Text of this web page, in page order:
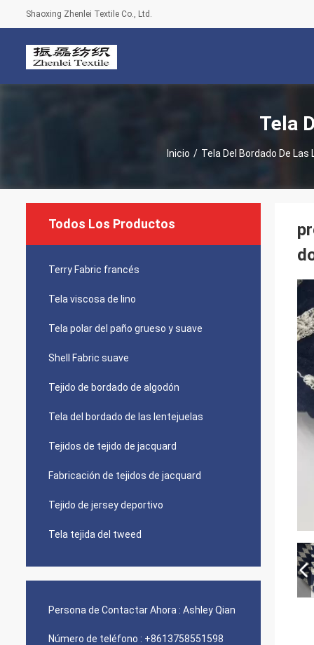
Shaoxing Zhenlei Textile Co., Ltd.
Tela
Inicio / Tela Del Bordado De Las
Todos Los Productos
Terry Fabric francés
Tela viscosa de lino
Tela polar del paño grueso y suave
Shell Fabric suave
Tejido de bordado de algodón
Tela del bordado de las lentejuelas
Tejidos de tejido de jacquard
Fabricación de tejidos de jacquard
Tejido de jersey deportivo
Tela tejida del tweed
Persona de Contactar Ahora : Ashley Qian
Número de teléfono : +8613758551598